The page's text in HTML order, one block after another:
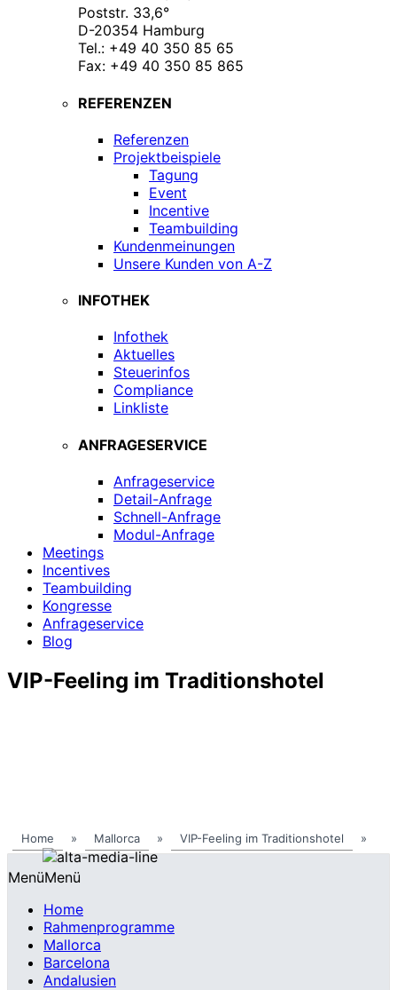
Poststr. 33,6°
D-20354 Hamburg
Tel.: +49 40 350 85 65
Fax: +49 40 350 85 865
REFERENZEN
Referenzen
Projektbeispiele
Tagung
Event
Incentive
Teambuilding
Kundenmeinungen
Unsere Kunden von A-Z
INFOTHEK
Infothek
Aktuelles
Steuerinfos
Compliance
Linkliste
ANFRAGESERVICE
Anfrageservice
Detail-Anfrage
Schnell-Anfrage
Modul-Anfrage
Meetings
Incentives
Teambuilding
Kongresse
Anfrageservice
Blog
VIP-Feeling im Traditionshotel
Home » Mallorca » VIP-Feeling im Traditionshotel »
MenüMenü
Home
Rahmenprogramme
Mallorca
Barcelona
Andalusien